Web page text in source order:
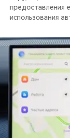
предоставления
использования